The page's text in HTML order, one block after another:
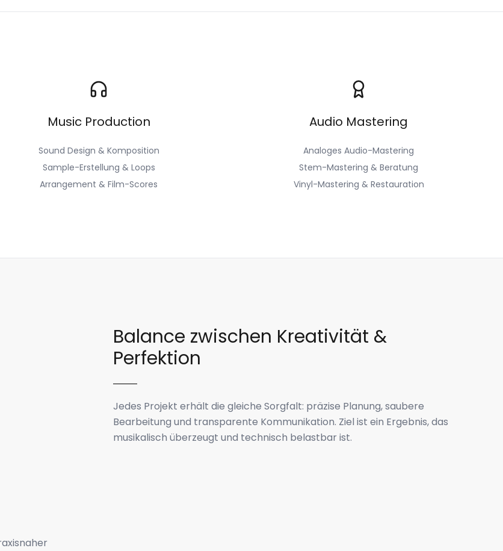
Music Production
Sound Design & Komposition
Sample-Erstellung & Loops
Arrangement & Film-Scores
Audio Mastering
Analoges Audio-Mastering
Stem-Mastering & Beratung
Vinyl-Mastering & Restauration
Balance zwischen Kreativität &
Perfektion
Jedes Projekt erhält die gleiche Sorgfalt: präzise Planung, saubere
Bearbeitung und transparente Kommunikation. Ziel ist ein Ergebnis, das
musikalisch überzeugt und technisch belastbar ist.